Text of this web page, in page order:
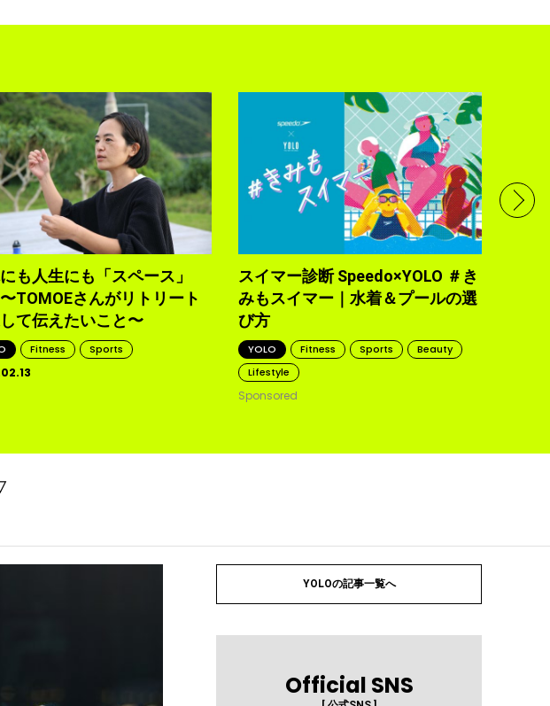
も人生にも「スペース」
TOMOEさんがリトリート
て伝えたいこと〜
Fitness Sports
スイマー診断 Speedo×YOLO ＃き
みもスイマー｜水着＆プールの選
び方
YOLO Fitness Sports
Beauty
Lifestyle
Sponsored
で完
トレ
YOLOの記事一覧へ
Official SNS